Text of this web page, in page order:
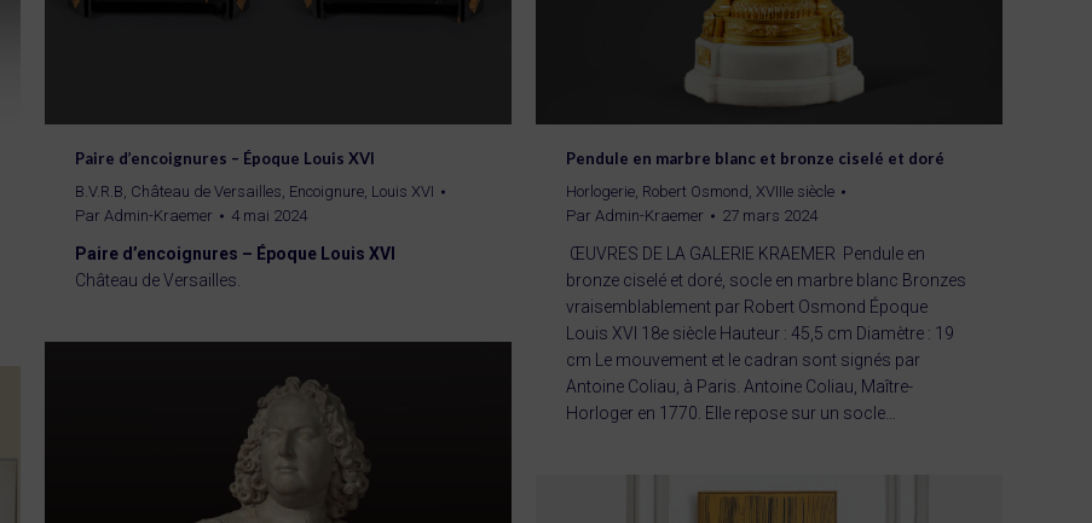
Paire d’encoignures – Époque Louis XVI
B.V.R.B, Château de Versailles, Encoignure, Louis XVI
Par Admin-Kraemer 4 mai 2024
Paire d’encoignures – Époque Louis XVI
Château de Versailles.
Pendule en marbre blanc et bronze ciselé et doré
Horlogerie, Robert Osmond , XVIIIe siècle
Par Admin-Kraemer 27 mars 2024
ŒUVRES DE LA GALERIE KRAEMER Pendule en
bronze ciselé et doré, socle en marbre blanc Bronzes
vraisemblablement par Robert Osmond Époque
Louis XVI 18e siècle Hauteur : 45,5 cm Diamètre : 19
cm Le mouvement et le cadran sont signés par
Antoine Coliau, à Paris. Antoine Coliau, Maître-
Horloger en 1770. Elle repose sur un socle…